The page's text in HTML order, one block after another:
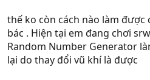
thế ko còn cách nào làm được
bác . Hiện tại em đang chơi
Random Number Generator
lại do thay đổi vũ khí là được